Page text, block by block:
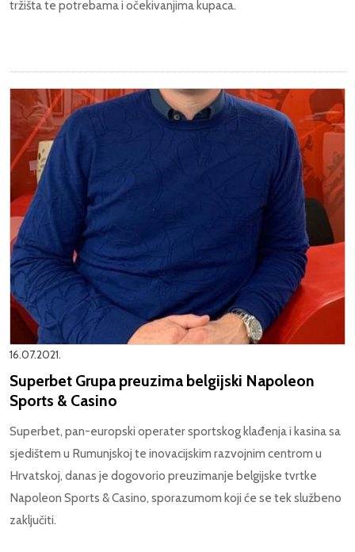
tržišta te potrebama i očekivanjima kupaca.
16.07.2021.
Superbet Grupa preuzima belgijski Napoleon
Sports & Casino
Superbet, pan-europski operater sportskog klađenja i kasina sa
sjedištem u Rumunjskoj te inovacijskim razvojnim centrom u
Hrvatskoj, danas je dogovorio preuzimanje belgijske tvrtke
Napoleon Sports & Casino, sporazumom koji će se tek službeno
zaključiti.